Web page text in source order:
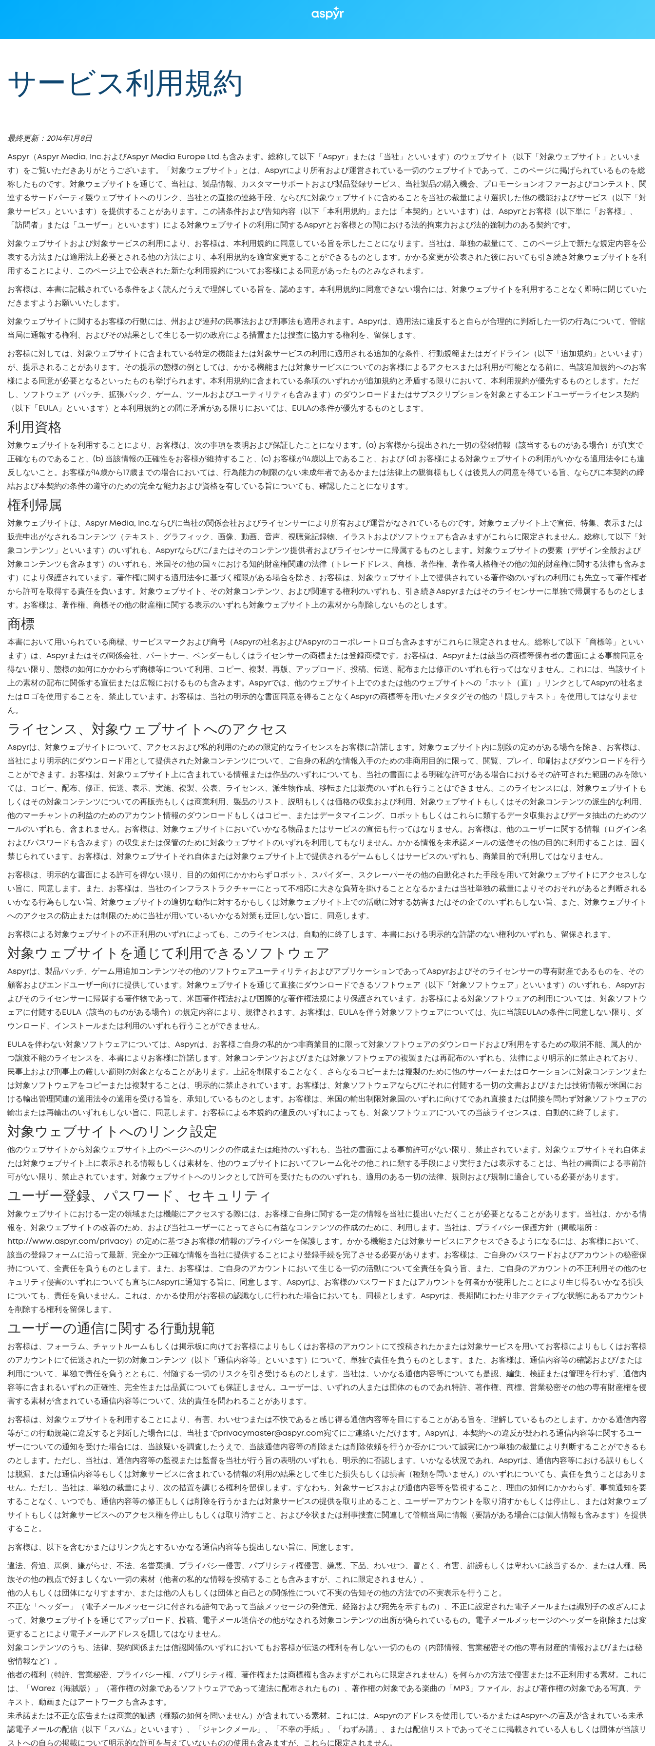
サービス利用規約
最終更新：2014年1月8日
Aspyr（Aspyr Media, Inc.およびAspyr Media Europe Ltd.も含みます。総称して以下「Aspyr」または「当社」といいます）のウェブサイト（以下「対象ウェブサイト」といいま
す）をご覧いただきありがとうございます。「対象ウェブサイト」とは、Aspyrにより所有および運営されている一切のウェブサイトであって、このページに掲げられているものを総
称したものです。対象ウェブサイトを通じて、当社は、製品情報、カスタマーサポートおよび製品登録サービス、当社製品の購入機会、プロモーションオファーおよびコンテスト、関
連するサードパーティ製ウェブサイトへのリンク、当社との直接の連絡手段、ならびに対象ウェブサイトに含めることを当社の裁量により選択した他の機能およびサービス（以下「対
象サービス」といいます）を提供することがあります。この諸条件および告知内容（以下「本利用規約」または「本契約」といいます）は、Aspyrとお客様（以下単に「お客様」、
「訪問者」または「ユーザー」といいます）による対象ウェブサイトの利用に関するAspyrとお客様との間における法的拘束力および法的強制力のある契約です。
対象ウェブサイトおよび対象サービスの利用により、お客様は、本利用規約に同意している旨を示したことになります。当社は、単独の裁量にて、このページ上で新たな規定内容を公
表する方法または適用法上必要とされる他の方法により、本利用規約を適宜変更することができるものとします。かかる変更が公表された後においても引き続き対象ウェブサイトを利
用することにより、このページ上で公表された新たな利用規約についてお客様による同意があったものとみなされます。
お客様は、本書に記載されている条件をよく読んだうえで理解している旨を、認めます。本利用規約に同意できない場合には、対象ウェブサイトを利用することなく即時に閉じていた
だきますようお願いいたします。
対象ウェブサイトに関するお客様の行動には、州および連邦の民事法および刑事法も適用されます。Aspyrは、適用法に違反すると自らが合理的に判断した一切の行為について、管轄
当局に通報する権利、およびその結果として生じる一切の政府による措置または捜査に協力する権利を、留保します。
お客様に対しては、対象ウェブサイトに含まれている特定の機能または対象サービスの利用に適用される追加的な条件、行動規範またはガイドライン（以下「追加規約」といいます）
が、提示されることがあります。その提示の態様の例としては、かかる機能または対象サービスについてのお客様によるアクセスまたは利用が可能となる前に、当該追加規約へのお客
様による同意が必要となるといったものも挙げられます。本利用規約に含まれている条項のいずれかが追加規約と矛盾する限りにおいて、本利用規約が優先するものとします。ただ
し、ソフトウェア（パッチ、拡張パック、ゲーム、ツールおよびユーティリティも含みます）のダウンロードまたはサブスクリプションを対象とするエンドユーザーライセンス契約
（以下「EULA」といいます）と本利用規約との間に矛盾がある限りにおいては、EULAの条件が優先するものとします。
利用資格
対象ウェブサイトを利用することにより、お客様は、次の事項を表明および保証したことになります。(a) お客様から提出された一切の登録情報（該当するものがある場合）が真実で
正確なものであること、(b) 当該情報の正確性をお客様が維持すること、(c) お客様が14歳以上であること、および (d) お客様による対象ウェブサイトの利用がいかなる適用法令にも違
反しないこと。お客様が14歳から17歳までの場合においては、行為能力の制限のない未成年者であるかまたは法律上の親御様もしくは後見人の同意を得ている旨、ならびに本契約の締
結および本契約の条件の遵守のための完全な能力および資格を有している旨についても、確認したことになります。
権利帰属
対象ウェブサイトは、Aspyr Media, Inc.ならびに当社の関係会社およびライセンサーにより所有および運営がなされているものです。対象ウェブサイト上で宣伝、特集、表示または
販売申出がなされるコンテンツ（テキスト、グラフィック、画像、動画、音声、視聴覚記録物、イラストおよびソフトウェアも含みますがこれらに限定されません。総称して以下「対
象コンテンツ」といいます）のいずれも、Aspyrならびに/またはそのコンテンツ提供者およびライセンサーに帰属するものとします。対象ウェブサイトの要素（デザイン全般および
対象コンテンツも含みます）のいずれも、米国その他の国々における知的財産権関連の法律（トレードドレス、商標、著作権、著作者人格権その他の知的財産権に関する法律も含みま
す）により保護されています。著作権に関する適用法令に基づく権限がある場合を除き、お客様は、対象ウェブサイト上で提供されている著作物のいずれの利用にも先立って著作権者
から許可を取得する責任を負います。対象ウェブサイト、その対象コンテンツ、および関連する権利のいずれも、引き続きAspyrまたはそのライセンサーに単独で帰属するものとしま
す。お客様は、著作権、商標その他の財産権に関する表示のいずれも対象ウェブサイト上の素材から削除しないものとします。
商標
本書において用いられている商標、サービスマークおよび商号（Aspyrの社名およびAspyrのコーポレートロゴも含みますがこれらに限定されません。総称して以下「商標等」といい
ます）は、Aspyrまたはその関係会社、パートナー、ベンダーもしくはライセンサーの商標または登録商標です。お客様は、Aspyrまたは該当の商標等保有者の書面による事前同意を
得ない限り、態様の如何にかかわらず商標等について利用、コピー、複製、再版、アップロード、投稿、伝送、配布または修正のいずれも行ってはなりません。これには、当該サイト
上の素材の配布に関係する宣伝または広報におけるものも含みます。Aspyrでは、他のウェブサイト上でのまたは他のウェブサイトへの「ホット（直）」リンクとしてAspyrの社名ま
たはロゴを使用することを、禁止しています。お客様は、当社の明示的な書面同意を得ることなくAspyrの商標等を用いたメタタグその他の「隠しテキスト」を使用してはなりませ
ん。
ライセンス、対象ウェブサイトへのアクセス
Aspyrは、対象ウェブサイトについて、アクセスおよび私的利用のための限定的なライセンスをお客様に許諾します。対象ウェブサイト内に別段の定めがある場合を除き、お客様は、
当社により明示的にダウンロード用として提供された対象コンテンツについて、ご自身の私的な情報入手のための非商用目的に限って、閲覧、プレイ、印刷およびダウンロードを行う
ことができます。お客様は、対象ウェブサイト上に含まれている情報または作品のいずれについても、当社の書面による明確な許可がある場合におけるその許可された範囲のみを除い
ては、コピー、配布、修正、伝送、表示、実施、複製、公表、ライセンス、派生物作成、移転または販売のいずれも行うことはできません。このライセンスには、対象ウェブサイトも
しくはその対象コンテンツについての再販売もしくは商業利用、製品のリスト、説明もしくは価格の収集および利用、対象ウェブサイトもしくはその対象コンテンツの派生的な利用、
他のマーチャントの利益のためのアカウント情報のダウンロードもしくはコピー、またはデータマイニング、ロボットもしくはこれらに類するデータ収集およびデータ抽出のためのツ
ールのいずれも、含まれません。お客様は、対象ウェブサイトにおいていかなる物品またはサービスの宣伝も行ってはなりません。お客様は、他のユーザーに関する情報（ログイン名
およびパスワードも含みます）の収集または保管のために対象ウェブサイトのいずれを利用してもなりません。かかる情報を未承諾メールの送信その他の目的に利用することは、固く
禁じられています。お客様は、対象ウェブサイトそれ自体または対象ウェブサイト上で提供されるゲームもしくはサービスのいずれも、商業目的で利用してはなりません。
お客様は、明示的な書面による許可を得ない限り、目的の如何にかかわらずロボット、スパイダー、スクレーパーその他の自動化された手段を用いて対象ウェブサイトにアクセスしな
い旨に、同意します。また、お客様は、当社のインフラストラクチャーにとって不相応に大きな負荷を掛けることとなるかまたは当社単独の裁量によりそのおそれがあると判断される
いかなる行為もしない旨、対象ウェブサイトの適切な動作に対するかもしくは対象ウェブサイト上での活動に対する妨害またはその企てのいずれもしない旨、また、対象ウェブサイト
へのアクセスの防止または制限のために当社が用いているいかなる対策も迂回しない旨に、同意します。
お客様による対象ウェブサイトの不正利用のいずれによっても、このライセンスは、自動的に終了します。本書における明示的な許諾のない権利のいずれも、留保されます。
対象ウェブサイトを通じて利用できるソフトウェア
Aspyrは、製品パッチ、ゲーム用追加コンテンツその他のソフトウェアユーティリティおよびアプリケーションであってAspyrおよびそのライセンサーの専有財産であるものを、その
顧客およびエンドユーザー向けに提供しています。対象ウェブサイトを通じて直接にダウンロードできるソフトウェア（以下「対象ソフトウェア」といいます）のいずれも、Aspyrお
よびそのライセンサーに帰属する著作物であって、米国著作権法および国際的な著作権法規により保護されています。お客様による対象ソフトウェアの利用については、対象ソフトウ
ェアに付随するEULA（該当のものがある場合）の規定内容により、規律されます。お客様は、EULAを伴う対象ソフトウェアについては、先に当該EULAの条件に同意しない限り、ダ
ウンロード、インストールまたは利用のいずれも行うことができません。
EULAを伴わない対象ソフトウェアについては、Aspyrは、お客様ご自身の私的かつ非商業目的に限って対象ソフトウェアのダウンロードおよび利用をするための取消不能、属人的か
つ譲渡不能のライセンスを、本書によりお客様に許諾します。対象コンテンツおよび/または対象ソフトウェアの複製または再配布のいずれも、法律により明示的に禁止されており、
民事上および刑事上の厳しい罰則の対象となることがあります。上記を制限することなく、さらなるコピーまたは複製のために他のサーバーまたはロケーションに対象コンテンツまた
は対象ソフトウェアをコピーまたは複製することは、明示的に禁止されています。お客様は、対象ソフトウェアならびにそれに付随する一切の文書および/または技術情報が米国にお
ける輸出管理関連の適用法令の適用を受ける旨を、承知しているものとします。お客様は、米国の輸出制限対象国のいずれに向けてであれ直接または間接を問わず対象ソフトウェアの
輸出または再輸出のいずれもしない旨に、同意します。お客様による本規約の違反のいずれによっても、対象ソフトウェアについての当該ライセンスは、自動的に終了します。
対象ウェブサイトへのリンク設定
他のウェブサイトから対象ウェブサイト上のページへのリンクの作成または維持のいずれも、当社の書面による事前許可がない限り、禁止されています。対象ウェブサイトそれ自体ま
たは対象ウェブサイト上に表示される情報もしくは素材を、他のウェブサイトにおいてフレーム化その他これに類する手段により実行または表示することは、当社の書面による事前許
可がない限り、禁止されています。対象ウェブサイトへのリンクとして許可を受けたもののいずれも、適用のある一切の法律、規則および規制に適合している必要があります。
ユーザー登録、パスワード、セキュリティ
対象ウェブサイトにおける一定の領域または機能にアクセスする際には、お客様ご自身に関する一定の情報を当社に提出いただくことが必要となることがあります。当社は、かかる情
報を、対象ウェブサイトの改善のため、および当社ユーザーにとってさらに有益なコンテンツの作成のために、利用します。当社は、プライバシー保護方針（掲載場所：
http://www.aspyr.com/privacy）の定めに基づきお客様の情報のプライバシーを保護します。かかる機能または対象サービスにアクセスできるようになるには、お客様において、
該当の登録フォームに沿って最新、完全かつ正確な情報を当社に提供することにより登録手続を完了させる必要があります。お客様は、ご自身のパスワードおよびアカウントの秘密保
持について、全責任を負うものとします。また、お客様は、ご自身のアカウントにおいて生じる一切の活動について全責任を負う旨、また、ご自身のアカウントの不正利用その他のセ
キュリティ侵害のいずれについても直ちにAspyrに通知する旨に、同意します。Aspyrは、お客様のパスワードまたはアカウントを何者かが使用したことにより生じ得るいかなる損失
についても、責任を負いません。これは、かかる使用がお客様の認識なしに行われた場合においても、同様とします。Aspyrは、長期間にわたり非アクティブな状態にあるアカウント
を削除する権利を留保します。
ユーザーの通信に関する行動規範
お客様は、フォーラム、チャットルームもしくは掲示板に向けてお客様によりもしくはお客様のアカウントにて投稿されたかまたは対象サービスを用いてお客様によりもしくはお客様
のアカウントにて伝送された一切の対象コンテンツ（以下「通信内容等」といいます）について、単独で責任を負うものとします。また、お客様は、通信内容等の確認および/または
利用について、単独で責任を負うとともに、付随する一切のリスクを引き受けるものとします。当社は、いかなる通信内容等についても是認、編集、検証または管理を行わず、通信内
容等に含まれるいずれの正確性、完全性または品質についても保証しません。ユーザーは、いずれの人または団体のものであれ特許、著作権、商標、営業秘密その他の専有財産権を侵
害する素材が含まれている通信内容等について、法的責任を問われることがあります。
お客様は、対象ウェブサイトを利用することにより、有害、わいせつまたは不快であると感じ得る通信内容等を目にすることがある旨を、理解しているものとします。かかる通信内容
等がこの行動規範に違反すると判断した場合には、当社までprivacymaster@aspyr.com宛てにご連絡いただけます。Aspyrは、本契約への違反が疑われる通信内容等に関するユー
ザーについての通知を受けた場合には、当該疑いを調査したうえで、当該通信内容等の削除または削除依頼を行うか否かについて誠実にかつ単独の裁量により判断することができるも
のとします。ただし、当社は、通信内容等の監視または監督を当社が行う旨の表明のいずれも、明示的に否認します。いかなる状況であれ、Aspyrは、通信内容等における誤りもしく
は脱漏、または通信内容等もしくは対象サービスに含まれている情報の利用の結果として生じた損失もしくは損害（種類を問いません）のいずれについても、責任を負うことはありま
せん。ただし、当社は、単独の裁量により、次の措置を講じる権利を留保します。すなわち、対象サービスおよび通信内容等を監視すること、理由の如何にかかわらず、事前通知を要
することなく、いつでも、通信内容等の修正もしくは削除を行うかまたは対象サービスの提供を取り止めること、ユーザーアカウントを取り消すかもしくは停止し、または対象ウェブ
サイトもしくは対象サービスへのアクセス権を停止しもしくは取り消すこと、および令状または刑事捜査に関連して管轄当局に情報（要請がある場合には個人情報も含みます）を提供
すること。
お客様は、以下を含むかまたはリンク先とするいかなる通信内容等も提出しない旨に、同意します。
違法、脅迫、罵倒、嫌がらせ、不法、名誉棄損、プライバシー侵害、パブリシティ権侵害、嫌悪、下品、わいせつ、冒とく、有害、誹謗もしくは卑わいに該当するか、または人種、民
族その他の観点で好ましくない一切の素材（他者の私的な情報を投稿することも含みますが、これに限定されません）。
他の人もしくは団体になりすますか、または他の人もしくは団体と自己との関係性について不実の告知その他の方法での不実表示を行うこと。
不正な「ヘッダー」（電子メールメッセージに付される語句であって当該メッセージの発信元、経路および宛先を示すもの）、不正に設定された電子メールまたは識別子の改ざんによ
って、対象ウェブサイトを通じてアップロード、投稿、電子メール送信その他がなされる対象コンテンツの出所が偽られているもの。電子メールメッセージのヘッダーを削除または変
更することにより電子メールアドレスを隠してはなりません。
対象コンテンツのうち、法律、契約関係または信認関係のいずれにおいてもお客様が伝送の権利を有しない一切のもの（内部情報、営業秘密その他の専有財産的情報および/または秘
密情報など）。
他者の権利（特許、営業秘密、プライバシー権、パブリシティ権、著作権または商標権も含みますがこれらに限定されません）を何らかの方法で侵害または不正利用する素材。これに
は、「Warez（海賊版）」（著作権の対象であるソフトウェアであって違法に配布されたもの）、著作権の対象である楽曲の「MP3」ファイル、および著作権の対象である写真、テ
キスト、動画またはアートワークも含みます。
未承諾または不正な広告または商業的勧誘（種類の如何を問いません）が含まれている素材。これには、Aspyrのアドレスを使用しているかまたはAspyrへの言及が含まれている未承
認電子メールの配信（以下「スパム」といいます）、「ジャンクメール」、「不幸の手紙」、「ねずみ講」、または配信リストであってそこに掲載されている人もしくは団体が当該リ
ストへの自らの掲載について明示的な許可を与えていないものの使用も含みますが、これらに限定されません。